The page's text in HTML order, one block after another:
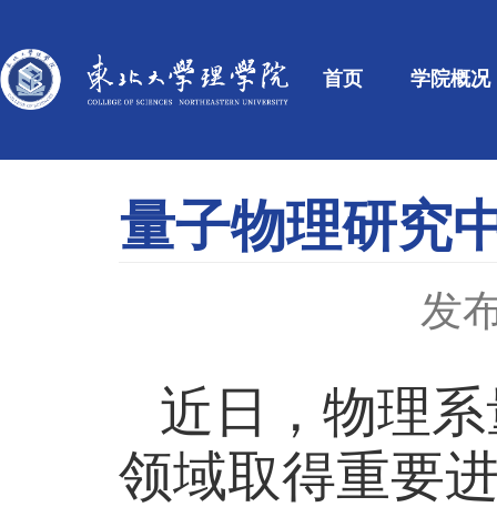
首页 学院概况
量子物理研究
发
近日，物理
领域取得重要